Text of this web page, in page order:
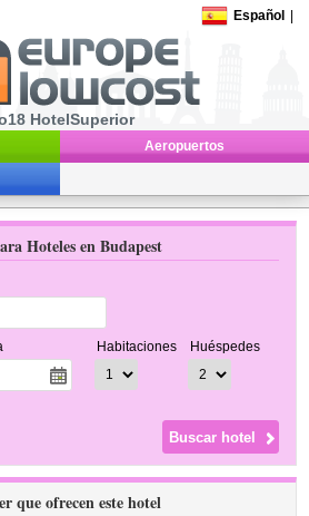
Español
HotelSuperior
Aeropuertos
Hoteles en Budapest
Habitaciones Huéspedes
que ofrecen este hotel